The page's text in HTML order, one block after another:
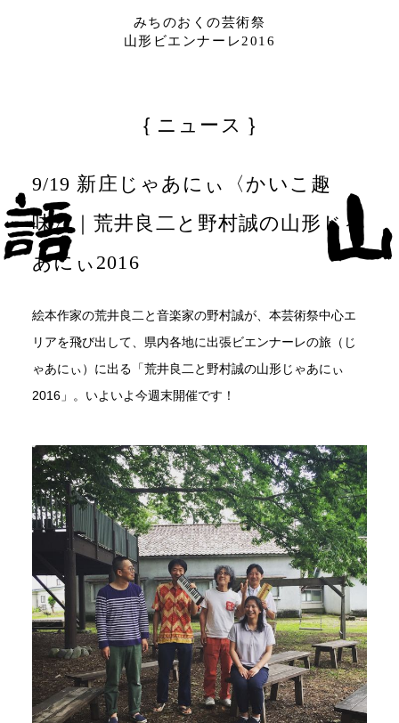
みちのおくの芸術祭
山形ビエンナーレ2016
ニュース
9/19 新庄じゃあにぃ〈かいこ趣
味〉｜荒井良二と野村誠の山形じゃ
あにぃ2016
絵本作家の荒井良二と音楽家の野村誠が、本芸術祭中心エ
リアを飛び出して、県内各地に出張ビエンナーレの旅（じ
ゃあにぃ）に出る「荒井良二と野村誠の山形じゃあにぃ
2016」。いよいよ今週末開催です！